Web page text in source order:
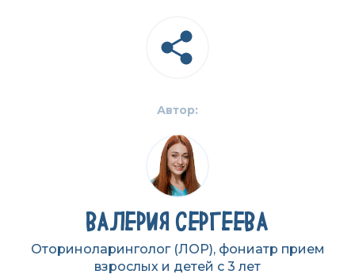
Автор:
ВАЛЕРИЯ СЕРГЕЕВА
Оториноларинголог (ЛОР), фониатр прием
взрослых и детей с 3 лет